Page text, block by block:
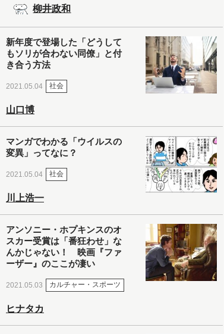
柳井政和
新年度で登場した「どうして
もソリが合わない同僚」と付
き合う方法
2021.05.04 社会
山口博
マンガでわかる「ウイルスの
変異」ってなに？
2021.05.04 社会
川上浩一
アンソニー・ホプキンスのオ
スカー受賞は「番狂わせ」な
んかじゃない！ 映画『ファ
ーザー』のここが凄い
2021.05.03 カルチャー・スポーツ
ヒナタカ